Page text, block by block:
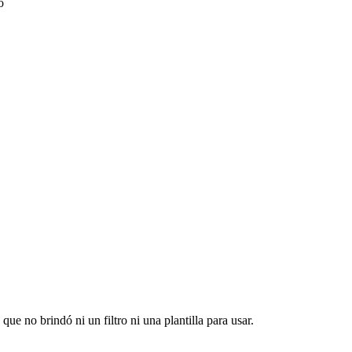
no brindó ni un filtro ni una plantilla para usar.